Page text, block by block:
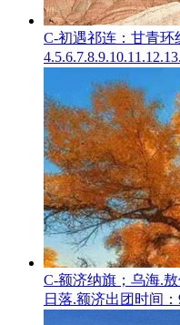
C-初遇祁连：甘青环
C-额济纳旗；乌海.
日落.额济出团时间：